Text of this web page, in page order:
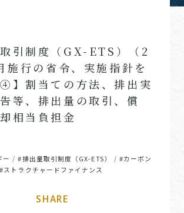
取引制度（GX-ETS）（2
施行の省令、実施指針を
】割当ての方法、排出実
等、排出量の取引、償
相当負担金
ー /#排出量取引制度（GX-ETS） /#カーボン
#ストラクチャードファイナンス
SHARE